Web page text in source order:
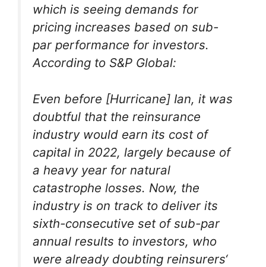
which is seeing demands for
pricing increases based on sub-
par performance for investors.
According to S&P Global:
Even before [Hurricane] Ian, it was
doubtful that the reinsurance
industry would earn its cost of
capital in 2022, largely because of
a heavy year for natural
catastrophe losses. Now, the
industry is on track to deliver its
sixth-consecutive set of sub-par
annual results to investors, who
were already doubting reinsurers‘